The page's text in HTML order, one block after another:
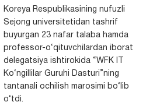
Koreya Respublikasining nufuzli
Sejong universitetidan tashrif
buyurgan 23 nafar talaba hamda
professor-o‘qituvchilardan iborat
delegatsiya ishtirokida “WFK IT
Ko‘ngillilar Guruhi Dasturi”ning
tantanali ochilish marosimi bo‘lib
o‘tdi.